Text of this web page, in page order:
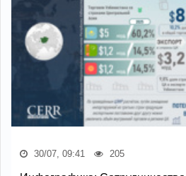
30/07, 09:41 205